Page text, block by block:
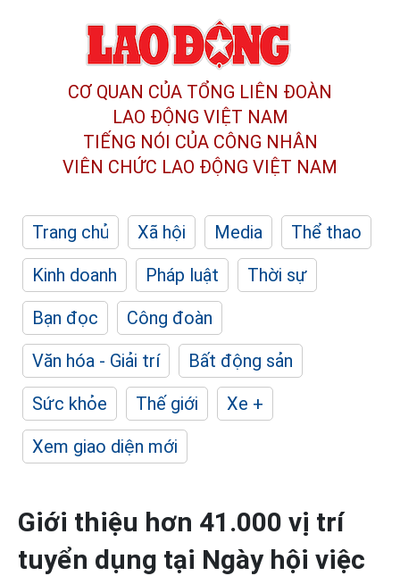
CƠ QUAN CỦA TỔNG LIÊN ĐOÀN
LAO ĐỘNG VIỆT NAM
TIẾNG NÓI CỦA CÔNG NHÂN
VIÊN CHỨC LAO ĐỘNG VIỆT NAM
Trang chủ Xã hội Media
Thể thao
Kinh doanh
Pháp luật
Thời sự
Bạn đọc
Công đoàn
Văn hóa - Giải trí
Bất động sản
Sức khỏe
Thế giới
Xe +
Xem giao diện mới
Giới thiệu hơn 41.000 vị trí
tuyển dụng tại Ngày hội việc